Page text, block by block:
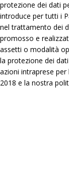
protezione dei dati
introduce per tutti i
nel trattamento dei
promosso e
assetti o modalità
la protezione dei
azioni intraprese
2018 e la nostra